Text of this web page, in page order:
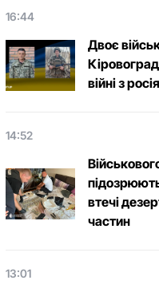
16:44
Двоє
війні з
14:52
втечі
частин
13:01